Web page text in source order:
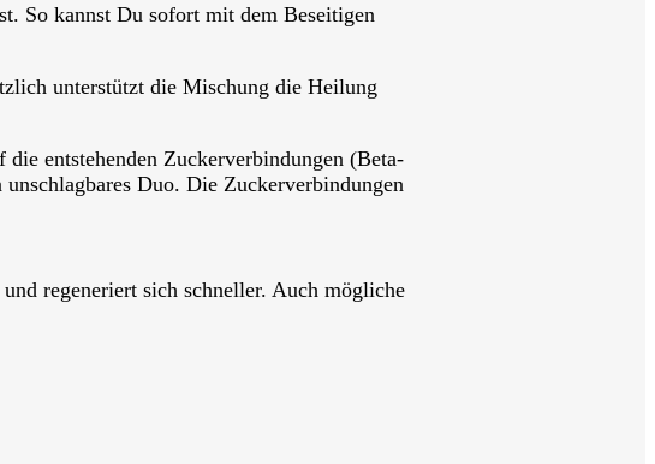
So kannst Du sofort mit dem Beseitigen
unterstützt die Mischung die Heilung
entstehenden Zuckerverbindungen (Beta-
Duo. Die Zuckerverbindungen
regeneriert sich schneller. Auch mögliche